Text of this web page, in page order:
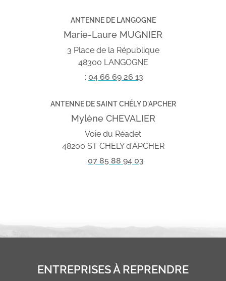
ANTENNE DE LANGOGNE
Marie-Laure MUGNIER
3 Place de la République
48300 LANGOGNE
: 04 66 69 26 13
ANTENNE DE SAINT CHÉLY D'APCHER
Mylène CHEVALIER
Voie du Réadet
48200 ST CHELY d'APCHER
: 07 85 88 94 03
ENTREPRISES À REPRENDRE